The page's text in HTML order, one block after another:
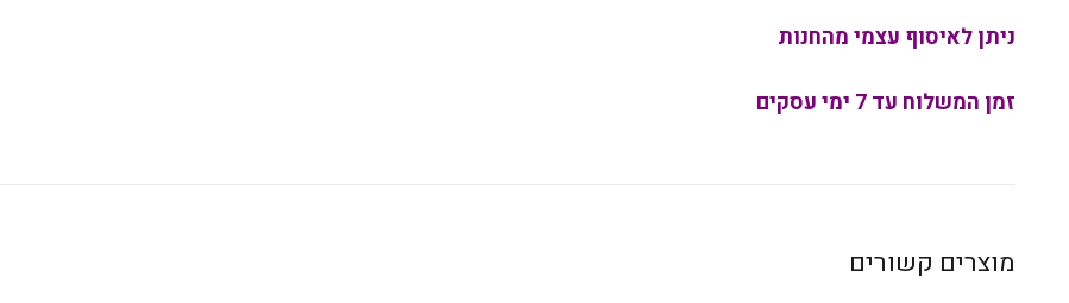
ניתן לאיסוף עצמי מהחנות
זמן המשלוח עד 7 ימי עסקים
מוצרים קשורים